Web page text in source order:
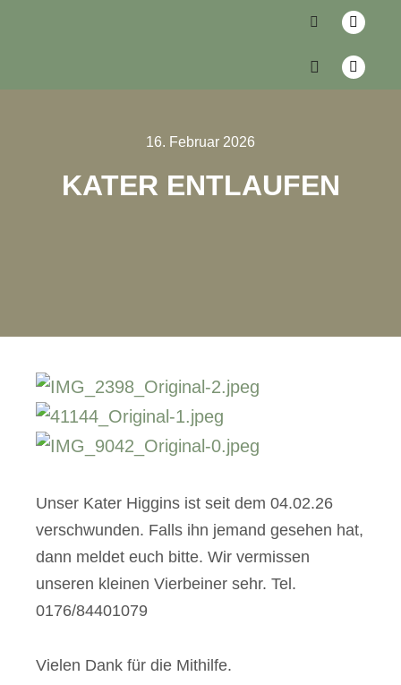
16. Februar 2026
KATER ENTLAUFEN
Unser Kater Higgins ist seit dem 04.02.26
verschwunden. Falls ihn jemand gesehen hat,
dann meldet euch bitte. Wir vermissen
unseren kleinen Vierbeiner sehr. Tel.
0176/84401079
Vielen Dank für die Mithilfe.